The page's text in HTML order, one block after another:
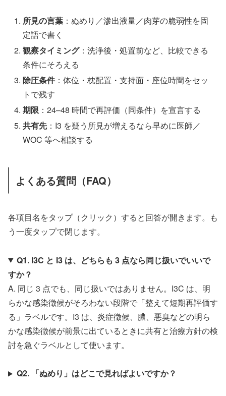
所見の言葉 ：ぬめり／滲出液量／肉芽の脆弱性を固
定語で書く
観察タイミング：洗浄後・処置前など、比較できる
条件にそろえる
除圧条件：体位・枕配置・支持面・座位時間をセッ
トで残す
期限 ：24–48 時間で再評価（同条件）を宣言する
共有先：I3 を疑う所見が増えるなら早めに医師／
WOC 等へ相談する
よくある質問（FAQ）
各項目名をタップ（クリック）すると回答が開きます。も
う一度タップで閉じます。
Q1. I3C と I3 は、どちらも 3 点なら同じ扱いでいいで
すか？
A. 同じ 3 点でも、同じ扱いではありません。I3C は、明
らかな感染徴候がそろわない段階で「整えて短期再評価す
る」ラベルです。I3 は、炎症徴候、膿、悪臭などの明ら
かな感染徴候が前景に出ているときに共有と治療方針の検
討を急ぐラベルとして使います。
Q2. 「ぬめり」はどこで見ればよいですか？